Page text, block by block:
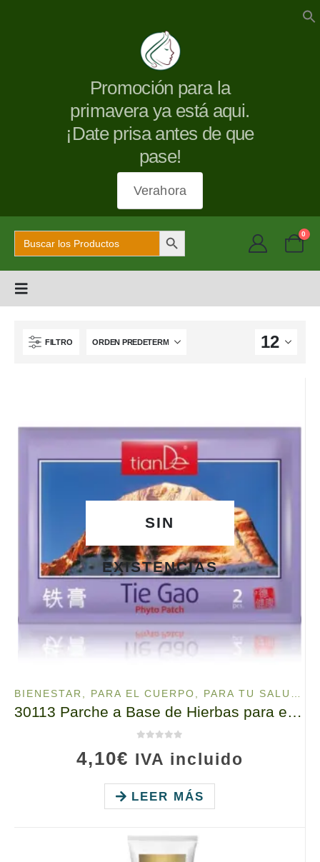
Promoción para la
primavera ya está aqui.
¡Date prisa antes de que
pase!
Verahora
Buscar: Botón de búsqueda 0
FILTRO
SIN
EXISTENCIAS
BIENESTAR, PARA EL CUERPO, PARA TU SALUD
30113 Parche a Base de Hierbas para el Cuerpo, «Tie Gao» TIANDE 2 ud.
4,10€ IVA incluido
LEER MÁS